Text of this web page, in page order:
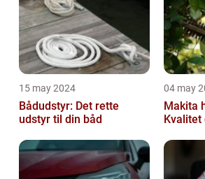
15 may 2024
Bådudstyr: Det rette
udstyr til din båd
04 may
Makita